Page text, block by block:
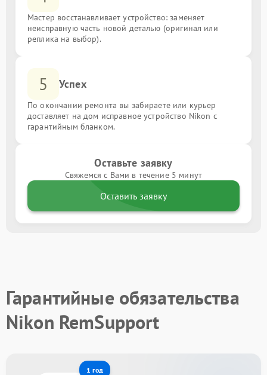
Мастер восстанавливает устройство: заменяет
неисправную часть новой деталью (оригинал или
реплика на выбор).
5 Успех
По окончании ремонта вы забираете или курьер
доставляет на дом исправное устройство Nikon с
гарантийным бланком.
Оставьте заявку
Свяжемся с Вами в течение 5 минут
Оставить заявку
Гарантийные обязательства
Nikon RemSupport
1 год